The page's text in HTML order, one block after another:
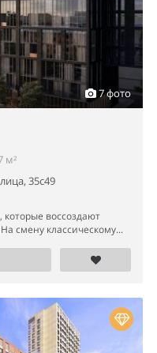
7 фото
м²
35с49
воссоздают
смену классическому...